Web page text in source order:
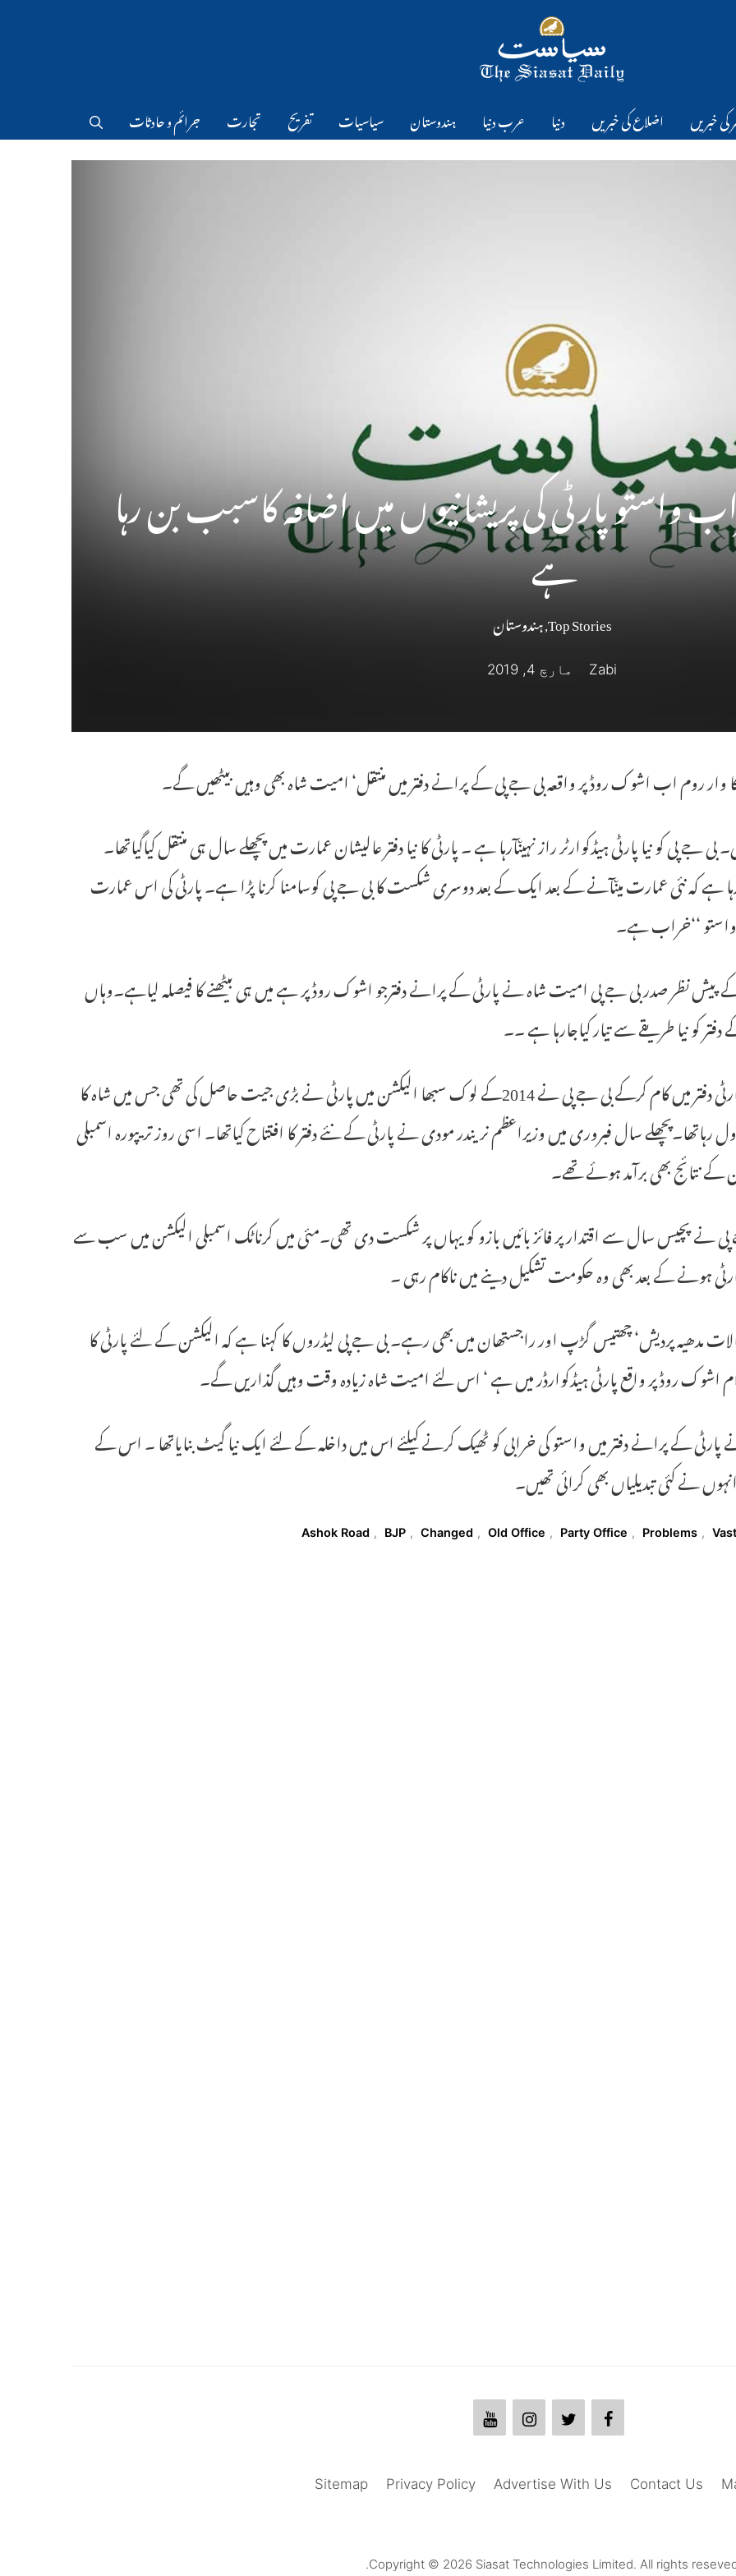
کی خبریں اضلاع کی خبریں دنیا عرب دنیا ہندوستان سیاسیات تفریح تجارت جرائم و حادثات
پارٹی کی پریشانیو ں میں اضافہ کاسبب بن رہا
ہے
Top Stories
,ہندوستان
Zabi مارچ 4, 2019
وار روم اب اشوک روڈ پر واقعہ بی جے پی کے پرانے دفتر میں منتقل‘ امیت شاہ بھی وہیں بیٹھیں گے۔
بی جے پی کو نیا پارٹی ہیڈکوارٹر راز نہیںآرہا ہے ۔ پارٹی کا نیا دفتر عالیشان عمارت میں پچھلے سال ہی منتقل کیاگیاتھا۔
ہے کہ نئی عمارت میںآنے کے بعد ایک کے بعد دوسری شکست کا بی جے پی کوسامنا کرنا پڑا ہے۔ پارٹی کی اس عمارت
‘‘خراب ہے۔
نظر صدر بی جے پی امیت شاہ نے پارٹی کے پرانے دفترجو اشوک روڈ پر ہے میں ہی بیٹھنے کا فیصلہ لیاہے۔وہاں
کو نیا طریقے سے تیار کیاجارہا ہے ۔۔
اس پارٹی دفتر میں کام کرکے بی جے پی نے 2014کے لوک سبھا الیکشن میں پارٹی نے بڑی جیت حاصل کی تھی جس میں شاہ کا
رہاتھا۔پچھلے سال فبروری میں وزیراعظم نریندر مودی نے پارٹی کے نئے دفتر کا افتتاح کیاتھا۔ اسی روز تریپورہ اسمبلی
کے نتائج بھی برآمد ہوئے تھے۔
نے پچیس سال سے اقتدار پر فائز بائیں بازو کو یہاں پر شکست دی تھی۔مئی میں کرناٹک اسمبلی الیکشن میں سب سے
ہونے کے بعد بھی وہ حکومت تشکیل دینے میں ناکام رہی ۔
مدھیہ پردیش‘ چھتیس گڑپ اور راجستھان میں بھی رہے۔ بی جے پی لیڈروں کا کہنا ہے کہ الیکشن کے لئے پارٹی کا
اشوک روڈ پر واقع پارٹی ہیڈکوارڈر میں ہے ‘ اس لئے امیت شاہ زیادہ وقت وہیں گذاریں گے۔
پارٹی کے پرانے دفتر میں واستو کی خرابی کو ٹھیک کرنے کیلئے اس میں داخلہ کے لئے ایک نیا گیٹ بنایاتھا ۔ اس کے
نے کئی تبدیلیاں بھی کرائی تھیں۔
Ashok Road , BJP , Changed , Old Office , Party Office , Problems ,
Contact Us
Advertise With Us
Privacy Policy
Sitemap
Copyright © 2026 Siasat Technologies Limited. All rights